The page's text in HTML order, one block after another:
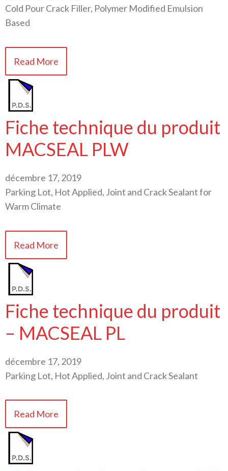
Cold Pour Crack Filler, Polymer Modified Emulsion
Based
Read More
Fiche technique du produit
MACSEAL PLW
décembre 17, 2019
Parking Lot, Hot Applied, Joint and Crack Sealant for
Warm Climate
Read More
Fiche technique du produit
– MACSEAL PL
décembre 17, 2019
Parking Lot, Hot Applied, Joint and Crack Sealant
Read More